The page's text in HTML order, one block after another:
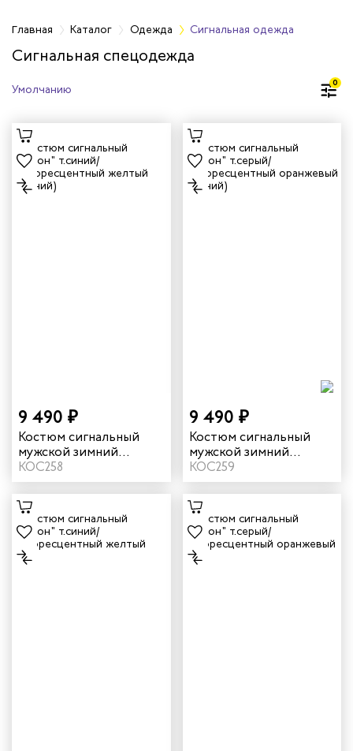
одежда
одежда
головные уборы
Главная Каталог Одежда Сигнальная одежда
Сигнальная спецодежда
0
9 490 ₽
Костюм сигнальный
мужской зимний
"Илион" цвет
неоновый/синий
КОС258
9 490 ₽
Костюм сигнальный
мужской зимний
"Илион" цвет графит/
оранжевый
КОС259